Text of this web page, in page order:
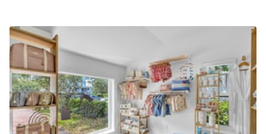
Spazio creativo
Spazio hall
Spazio per Eventi
Spazio pubblicitario
Spazio unico
Stand / Bancarella